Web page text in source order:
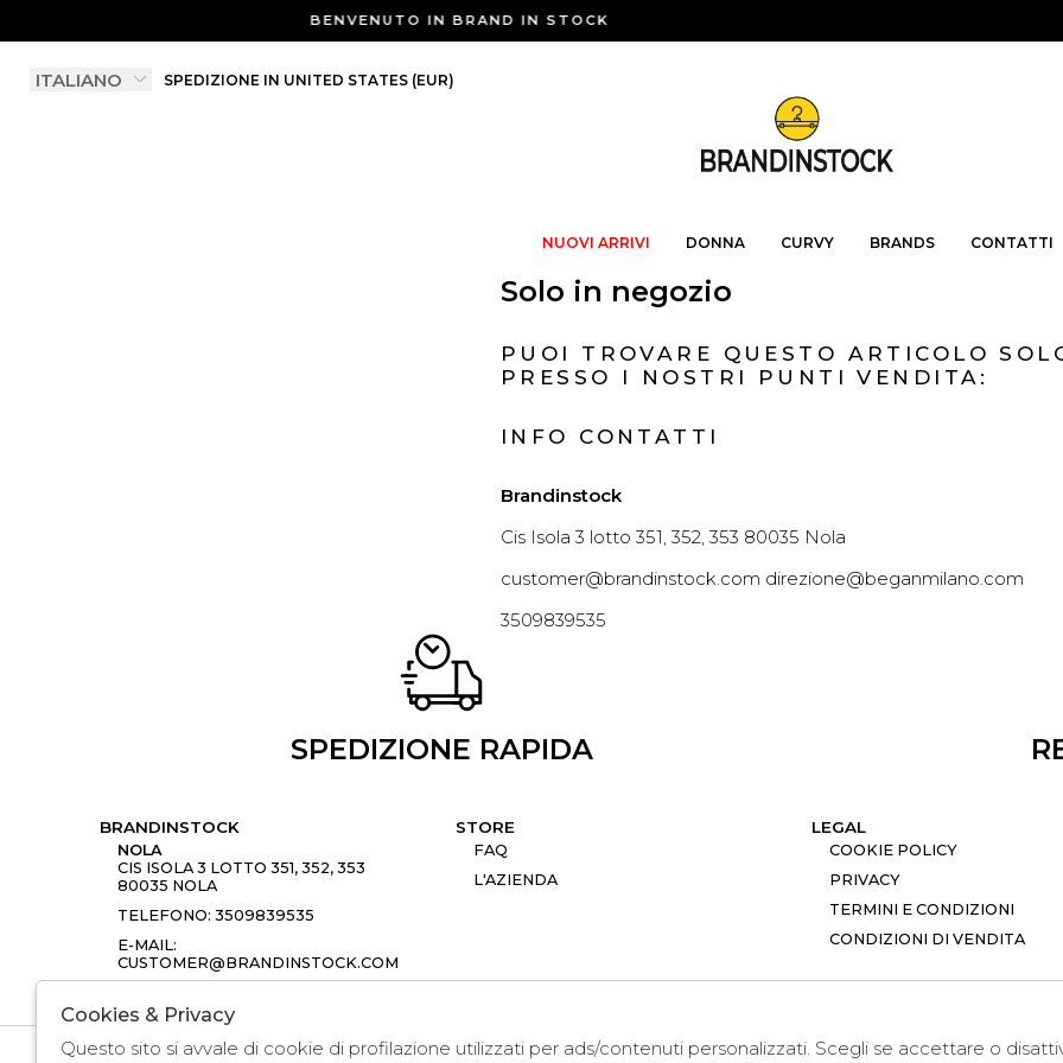
BENVENUTO IN BRAND IN STOCK
SPEDIZIONE IN UNITED STATES (EUR)
NUOVI ARRIVI DONNA CURVY BRANDS CONTATTI
Solo in negozio
PUOI TROVARE QUESTO ARTICOLO
PRESSO I NOSTRI PUNTI VENDITA:
INFO CONTATTI
Brandinstock
Cis Isola 3 lotto 351, 352, 353 80035 Nola
customer@brandinstock.com direzione@beganmilano.com
3509839535
SPEDIZIONE RAPIDA
BRANDINSTOCK
NOLA
CIS ISOLA 3 LOTTO 351, 352, 353
80035 NOLA
TELEFONO: 3509839535
E-MAIL:
CUSTOMER@BRANDINSTOCK.COM
STORE
FAQ
L'AZIENDA
LEGAL
COOKIE POLICY
PRIVACY
TERMINI E CONDIZIONI
CONDIZIONI DI VENDITA
Cookies & Privacy
Questo sito si avvale di cookie di profilazione utilizzati per ads/contenuti personalizzati. Scegli se accettare o